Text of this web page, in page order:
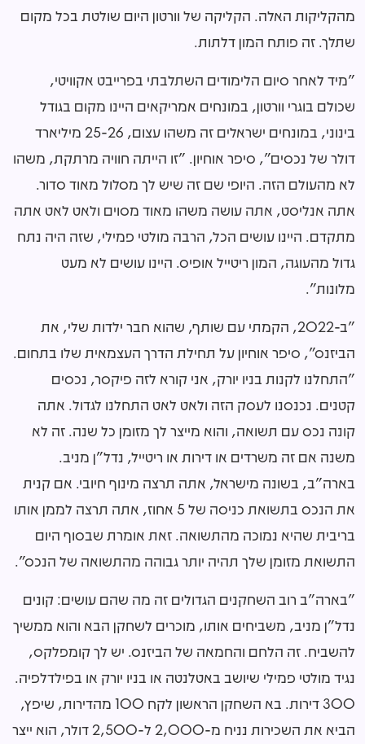
מהקליקות האלה. הקליקה של וורטון היום שולטת בכל מקום
שתלך. זה פותח המון דלתות.
"מיד לאחר סיום הלימודים השתלבתי בפרייבט אקוויטי,
שכולם בוגרי וורטון, במונחים אמריקאים היינו מקום בגודל
בינוני, במונחים ישראלים זה משהו עצום, 25-26 מיליארד
דולר של נכסים", סיפר אוחיון. "זו הייתה חוויה מרתקת, משהו
לא מהעולם הזה. היופי שם זה שיש לך מסלול מאוד סדור.
אתה אנליסט, אתה עושה משהו מאוד מסוים ולאט לאט אתה
מתקדם. היינו עושים הכל, הרבה מולטי פמילי, שזה היה נתח
גדול מהעוגה, המון ריטייל אופיס. היינו עושים לא מעט
מלונות".
"ב-2022, הקמתי עם שותף, שהוא חבר ילדות שלי, את
הביזנס", סיפר אוחיון על תחילת הדרך העצמאית שלו בתחום.
"התחלנו לקנות בניו יורק, אני קורא לזה פיקסר, נכסים
קטנים. נכנסנו לעסק הזה ולאט לאט התחלנו לגדול. אתה
קונה נכס עם תשואה, והוא מייצר לך מזומן כל שנה. זה לא
משנה אם זה משרדים או דירות או ריטייל, נדל"ן מניב.
בארה"ב, בשונה מישראל, אתה תרצה מינוף חיובי. אם קנית
את הנכס בתשואת כניסה של 5 אחוז, אתה תרצה לממן אותו
בריבית שהיא נמוכה מהתשואה. זאת אומרת שבסוף היום
התשואת מזומן שלך תהיה יותר גבוהה מהתשואה של הנכס".
"בארה"ב רוב השחקנים הגדולים זה מה שהם עושים: קונים
נדל"ן מניב, משביחים אותו, מוכרים לשחקן הבא והוא ממשיך
להשביח. זה הלחם והחמאה של הביזנס. יש לך קומפלקס,
נגיד מולטי פמילי שיושב באטלנטה או בניו יורק או בפילדלפיה.
300 דירות. בא השחקן הראשון לקח 100 מהדירות, שיפץ,
הביא את השכירות נניח מ-2,000 ל-2,500 דולר, הוא ייצר